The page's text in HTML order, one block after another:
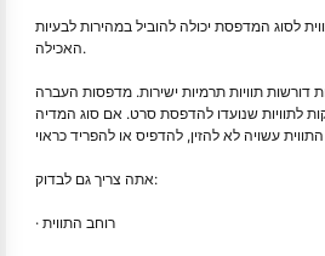
לסוג המדפסת יכולה להוביל במהירות לבעיות
האכילה.
דורשות תוויות תרמיות ישירות. מדפסות העברה
לתוויות שנועדו להדפסת סרט. אם סוג המדיה
אתה צריך גם לבדוק:
· רוחב התווית